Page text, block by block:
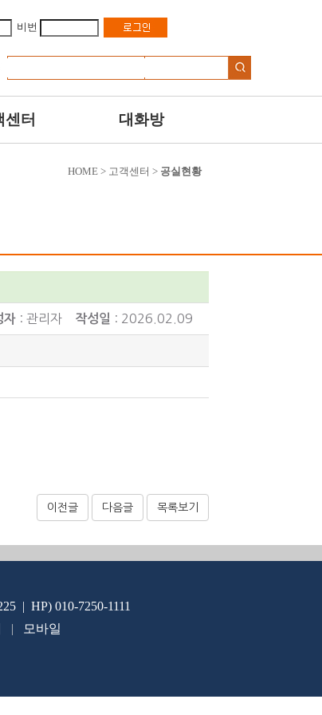
비번
센터 대화방
HOME > 고객센터 > 공실현황
자 : 관리자 작성일 : 2026.02.09
이전글 다음글 목록보기
| HP) 010-7250-1111
|
모바일